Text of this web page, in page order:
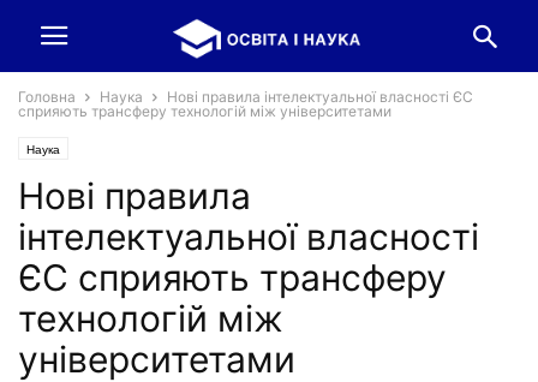
Головна Наука
Нові правила інтелектуальної власності ЄС
сприяють трансферу технологій між університетами
Наука
Нові правила
інтелектуальної власності
ЄС сприяють трансферу
технологій між
університетами